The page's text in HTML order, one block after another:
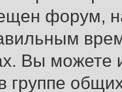
форум,
Вы можете
группе